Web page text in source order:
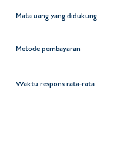
Mata uang yang didukung
Metode pembayaran
Waktu respons rata-rata